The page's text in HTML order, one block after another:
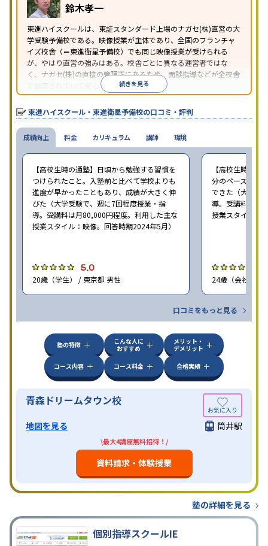
鈴木孝一
東進ハイスクールは、東証スタンダード上場のナガセ(株)直営の大
学受験予備校である。映像授業が主体であり、全国のフランチャ
イズ校舎（＝東進衛星予備校）でも同じ映像授業が受けられる
が、やはり直営の強みはある。校舎ごとに異なる運営者ではな
く、ナガセ(株)の直接の管理下にあるため、面談指導などが全校舎
で徹底されていて安心できる。
東進衛星予備校は、運営会社により指導方針や校舎のルールが異
なる。体験授業では、授業のみで判断するのではなく、担当者や
校舎雰囲気、校舎での合格実績などを確認すると良いだろう。
続きを見る
東進ハイスクール・東進衛星予備校の口コミ・評判
成績向上
【高校生時の通塾】日頃から勉強する習慣を
つけられたこと。入塾前と比べて学校よりも
進度が早かったこともあり、成績が大きく伸
びた（大学受験で、週に7回程度授業・指
導。受講料は月80,000円程度。利用した主な
授業スタイル：映像。回答時期2024年5月）
5.0
20歳（学生） / 東京都 男性
【高校生時の通
分のペースで進
できた（大学受
導。受講料は月
授業スタイル：
24歳（会社員<
口コミをもっと見る
料金 カリキュラム 講師 環境
塾の特徴
こんな人に
おすすめ
メリット・
デメリット
コース内容
コース料金 合格実績
青森ドリームタウン校
地図を見る 筒井駅
\最大4講座無料招待！/
資料請求・体験授業
塾の詳細を見る
個別指導スクールIE